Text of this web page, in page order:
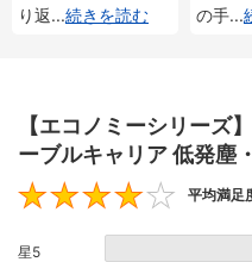
り返...続きを読む
の手...
【エコノミーシリーズ
ーブルキャリア 低発塵
平均満足
星5